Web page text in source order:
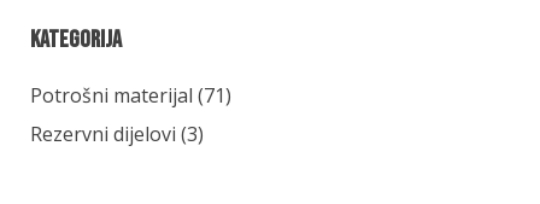
Kategorija
Kategorija
Potrošni materijal (71)
Rezervni dijelovi (3)